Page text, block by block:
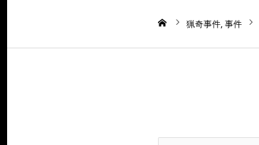
猟奇事件 事件